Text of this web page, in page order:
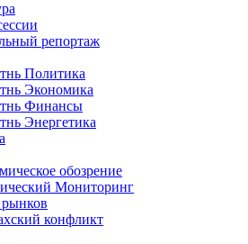
репортаж
Политика
Экономика
Финансы
Энергетика
обозрение
Мониторинг
конфликт